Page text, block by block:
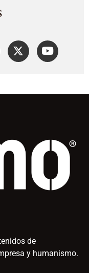
de
y humanismo.